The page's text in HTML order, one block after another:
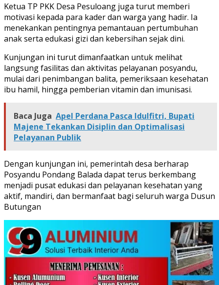
Ketua TP PKK Desa Pesuloang juga turut memberi
motivasi kepada para kader dan warga yang hadir. Ia
menekankan pentingnya pemantauan pertumbuhan
anak serta edukasi gizi dan kebersihan sejak dini.
Kunjungan ini turut dimanfaatkan untuk melihat
langsung fasilitas dan aktivitas pelayanan posyandu,
mulai dari penimbangan balita, pemeriksaan kesehatan
ibu hamil, hingga pemberian vitamin dan imunisasi.
Baca Juga Apel Perdana Pasca Idulfitri, Bupati
Majene Tekankan Disiplin dan Optimalisasi
Pelayanan Publik
Dengan kunjungan ini, pemerintah desa berharap
Posyandu Pondang Balada dapat terus berkembang
menjadi pusat edukasi dan pelayanan kesehatan yang
aktif, mandiri, dan bermanfaat bagi seluruh warga Dusun
Butungan